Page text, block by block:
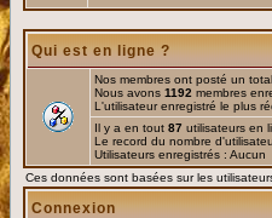
Qui est en ligne ?
Nos membres ont posté un
Nous avons 1192 membres
L'utilisateur enregistré le plus
Il y a en tout 87 utilisateurs en
Le record du nombre
Utilisateurs enregistrés : Aucun
Ces données sont basées sur les
Connexion